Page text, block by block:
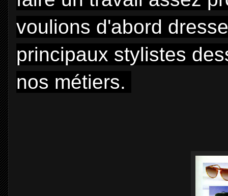
voulions d'abord
principaux stylistes
nos métiers.